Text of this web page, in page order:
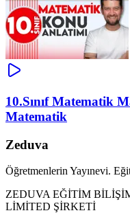
10.Sınıf Matematik
Matematik
Zeduva
Öğretmenlerin Yayınevi.
ZEDUVA EĞİTİM
LİMİTED ŞİRKETİ